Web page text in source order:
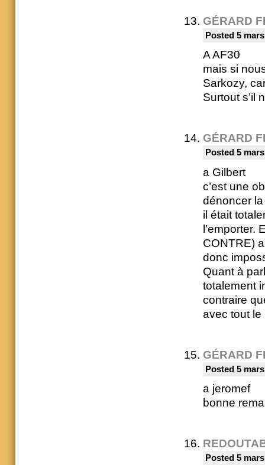
GÉRARD
Posted 5
A AF30
mais si
Sarkozy,
Surtout s’il
GÉRARD
Posted 5
a Gilbert
c’est une
dénoncer
il était
l’emporter.
CONTRE)
donc
Quant à
totalement
contraire
avec tout le
GÉRARD
Posted 5
a jeromef
bonne
Posted 5